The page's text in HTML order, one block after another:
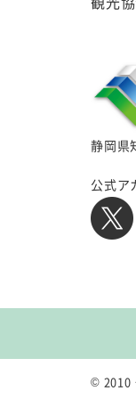
静岡
公式ア
© 2010